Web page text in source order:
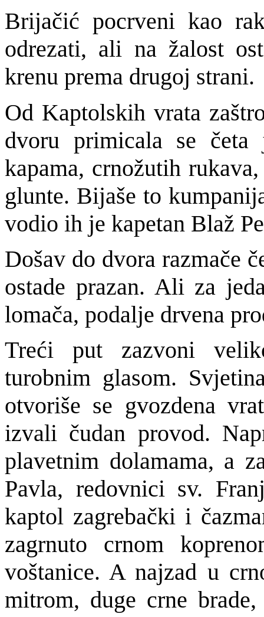
Brijačić pocrveni kao
odrezati, ali na žalost
krenu prema drugoj strani.
Od Kaptolskih vrata
dvoru primicala se četa
kapama, crnožutih
glunte. Bijaše to
vodio ih je kapetan Blaž
Došav do dvora razmače
ostade prazan. Ali za
lomača, podalje drvena
Treći put zazvoni
turobnim glasom.
otvoriše se gvozdena
izvali čudan provod.
plavetnim dolamama, a
Pavla, redovnici sv.
kaptol zagrebački i
zagrnuto crnom
voštanice. A najzad u
mitrom, duge crne